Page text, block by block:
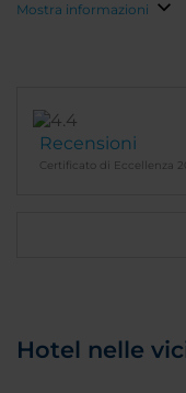
Mostra informazioni
Recensioni
Certificato di Eccellenza
Hotel nelle